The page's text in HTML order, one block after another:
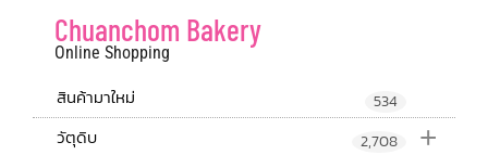
Chuanchom Bakery
Online Shopping
สินค้ามาใหม่ 534
+
วัตุดิบ 2,708